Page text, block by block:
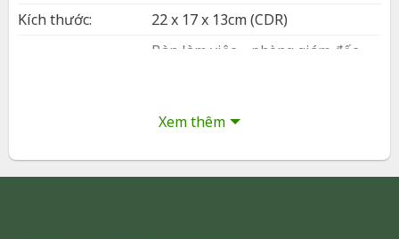
Kích thước:
22 x 17 x 13cm (CDR)
Bàn làm việc – phòng giám đốc –
Hộp và túi sang trọng
Vận chuyển:
Giao hàng toàn quốc (COD)
Xem thêm